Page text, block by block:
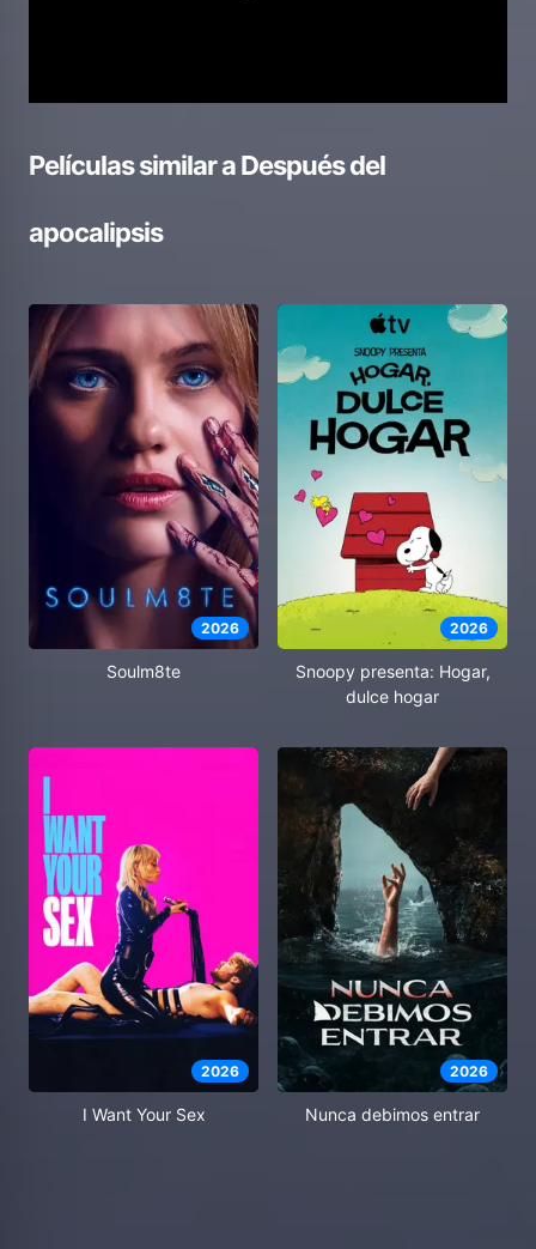
Películas similar aDespués del
apocalipsis
2026
Soulm8te
2026
Snoopy presenta: Hogar,
dulce hogar
2026
I Want Your Sex
2026
Nunca debimos entrar